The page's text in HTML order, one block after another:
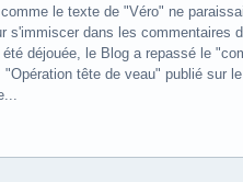
le texte de "Véro" ne
s'immiscer dans les commentaires
déjouée, le Blog a repassé le
"Opération tête de veau" publié sur